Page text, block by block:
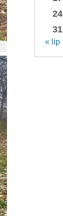
24
31
« lip